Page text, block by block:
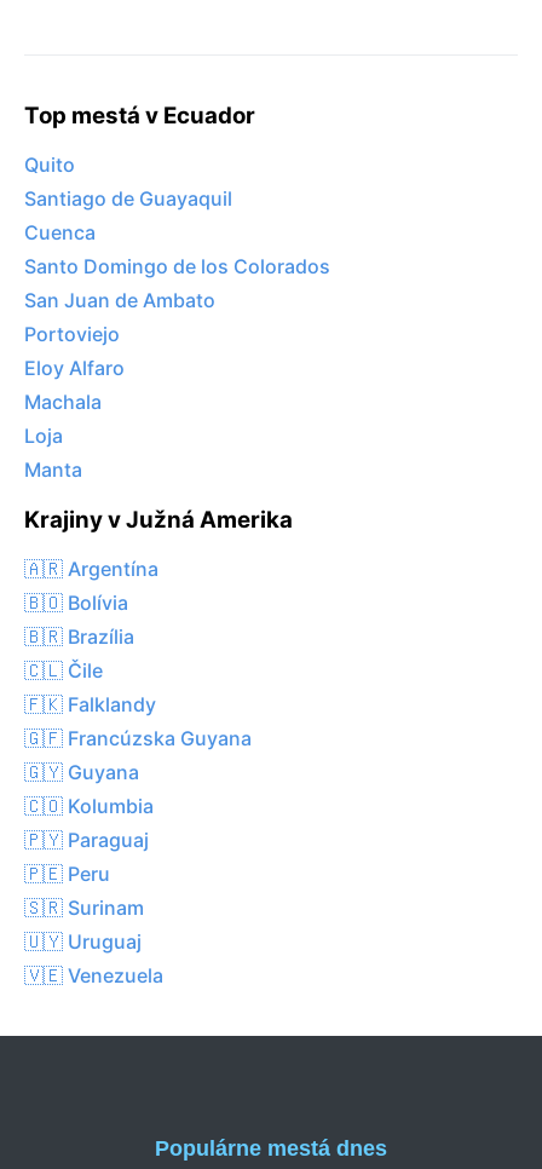
Top mestá v Ecuador
Quito
Santiago de Guayaquil
Cuenca
Santo Domingo de los Colorados
San Juan de Ambato
Portoviejo
Eloy Alfaro
Machala
Loja
Manta
Krajiny v Južná Amerika
🇦🇷 Argentína
🇧🇴 Bolívia
🇧🇷 Brazília
🇨🇱 Čile
🇫🇰 Falklandy
🇬🇫 Francúzska Guyana
🇬🇾 Guyana
🇨🇴 Kolumbia
🇵🇾 Paraguaj
🇵🇪 Peru
🇸🇷 Surinam
🇺🇾 Uruguaj
🇻🇪 Venezuela
Populárne mestá dnes